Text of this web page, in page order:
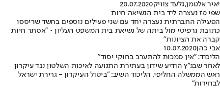
יאיר אלטמן,גלעד צוויק20.07.2020
שפי פז נעצרה ליד בית הנשיאה חיות
הפעילה החברתית נעצרה יחד עם שני פעילים נוספים בחשד שריססו
כתובת גרפיטי מול ביתה של נשיאת בית המשפט העליון • "אסתר חיות
קברה את הציונות"
אבי כהן10.07.2020
הליכוד: "אין סמכות להתערב בחוקי יסוד"
לאחר שבג"ץ הודיע שידון בעתירת התנועה לאיכות השלטון נגד עיקרון
ראש הממשלה החליפי, הליכוד השיב: "ביטול העיקרון - גרירת ישראל
לבחירות"